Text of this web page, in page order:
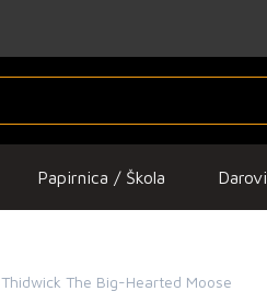
Papirnica / Škola Darovi
Thidwick The Big-Hearted Moose